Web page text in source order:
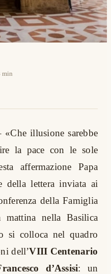
min
illusione sarebbe
la pace con le sole
affermazione Papa
lettera inviata ai
della Famiglia
mattina nella Basilica
si colloca nel quadro
dell’VIII Centenario
d’Assisi: un